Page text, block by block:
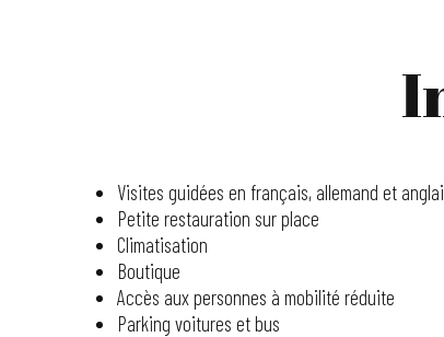
Visites guidées en français, allemand et
Petite restauration sur place
Climatisation
Boutique
Accès aux personnes à mobilité réduite
Parking voitures et bus